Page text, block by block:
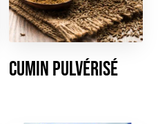
Cumin pulvérisé